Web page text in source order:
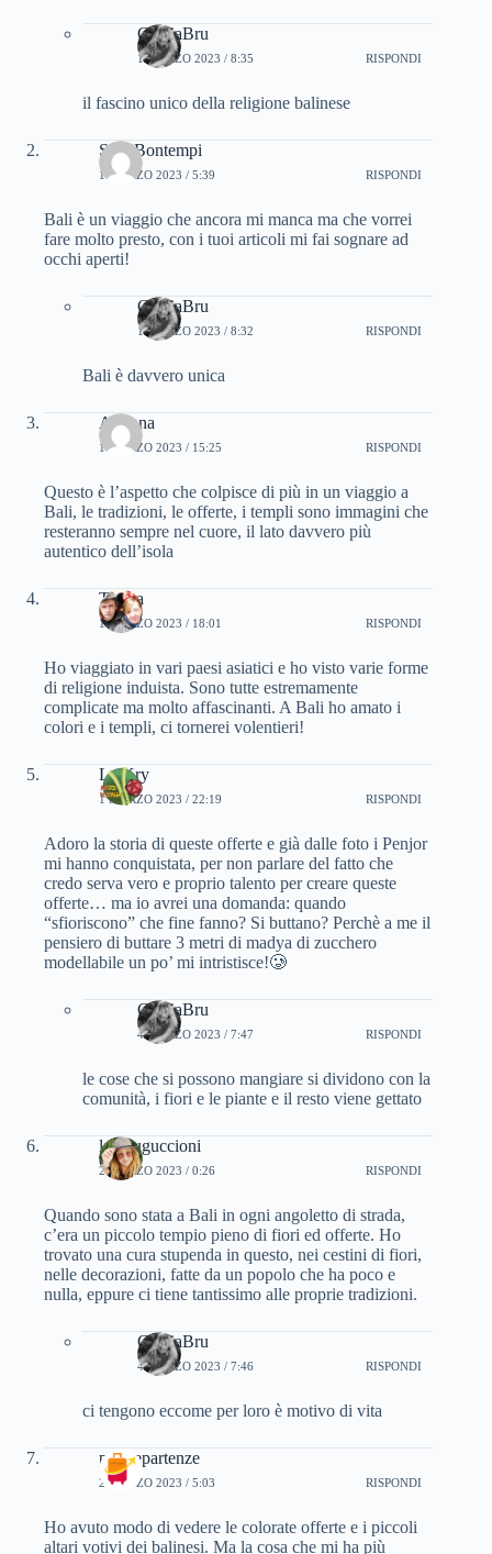
CinziaBru
1 MARZO 2023 / 8:35 RISPONDI
il fascino unico della religione balinese
Sara Bontempi
1 MARZO 2023 / 5:39 RISPONDI
Bali è un viaggio che ancora mi manca ma che vorrei
fare molto presto, con i tuoi articoli mi fai sognare ad
occhi aperti!
CinziaBru
1 MARZO 2023 / 8:32 RISPONDI
Bali è davvero unica
Arianna
1 MARZO 2023 / 15:25 RISPONDI
Questo è l’aspetto che colpisce di più in un viaggio a
Bali, le tradizioni, le offerte, i templi sono immagini che
resteranno sempre nel cuore, il lato davvero più
autentico dell’isola
Teresa
1 MARZO 2023 / 18:01 RISPONDI
Ho viaggiato in vari paesi asiatici e ho visto varie forme
di religione induista. Sono tutte estremamente
complicate ma molto affascinanti. A Bali ho amato i
colori e i templi, ci tornerei volentieri!
La Kry
1 MARZO 2023 / 22:19 RISPONDI
Adoro la storia di queste offerte e già dalle foto i Penjor
mi hanno conquistata, per non parlare del fatto che
credo serva vero e proprio talento per creare queste
offerte… ma io avrei una domanda: quando
“sfioriscono” che fine fanno? Si buttano? Perchè a me il
pensiero di buttare 3 metri di madya di zucchero
modellabile un po’ mi intristisce!🥲
CinziaBru
4 MARZO 2023 / 7:47 RISPONDI
le cose che si possono mangiare si dividono con la
comunità, i fiori e le piante e il resto viene gettato
lara_uguccioni
2 MARZO 2023 / 0:26 RISPONDI
Quando sono stata a Bali in ogni angoletto di strada,
c’era un piccolo tempio pieno di fiori ed offerte. Ho
trovato una cura stupenda in questo, nei cestini di fiori,
nelle decorazioni, fatte da un popolo che ha poco e
nulla, eppure ci tiene tantissimo alle proprie tradizioni.
CinziaBru
4 MARZO 2023 / 7:46 RISPONDI
ci tengono eccome per loro è motivo di vita
partyepartenze
2 MARZO 2023 / 5:03 RISPONDI
Ho avuto modo di vedere le colorate offerte e i piccoli
altari votivi dei balinesi. Ma la cosa che mi ha più